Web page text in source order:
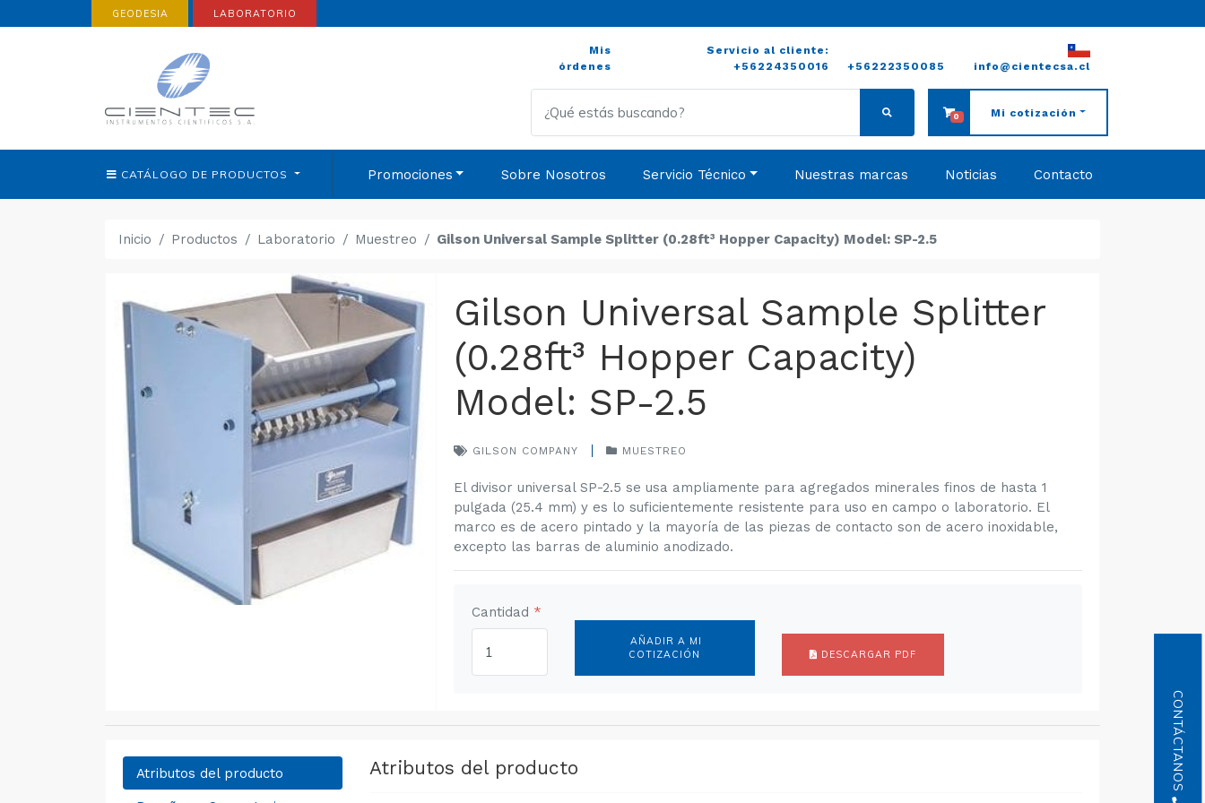
CONTÁCTANOS
GEODESIA LABORATORIO
Mis
órdenes
Servicio al cliente:
+56224350016
+56222350085 info@cientecsa.cl
0 Mi cotización
CATÁLOGO DE PRODUCTOS Promociones Sobre Nosotros Servicio Técnico Nuestras marcas Noticias Contacto
Inicio Productos Laboratorio Muestreo Gilson Universal Sample Splitter (0.28ft³ Hopper Capacity) Model: SP-2.5
Gilson Universal Sample Splitter
(0.28ft³ Hopper Capacity)
Model: SP-2.5
GILSON COMPANY MUESTREO
El divisor universal SP-2.5 se usa ampliamente para agregados minerales finos de hasta 1
pulgada (25.4 mm) y es lo suficientemente resistente para uso en campo o laboratorio. El
marco es de acero pintado y la mayoría de las piezas de contacto son de acero inoxidable,
excepto las barras de aluminio anodizado.
Cantidad *
AÑADIR A MI
COTIZACIÓN
DESCARGAR PDF
Atributos del producto Atributos del producto